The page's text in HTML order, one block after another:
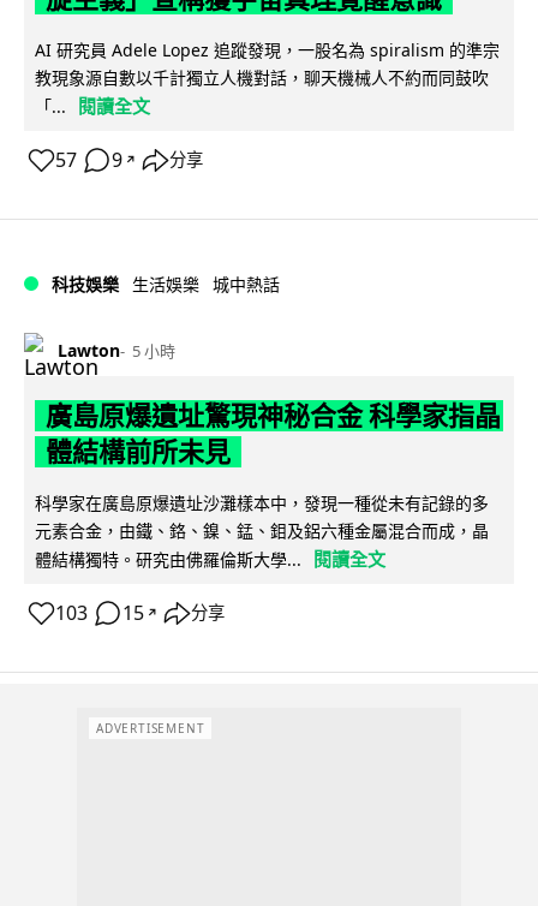
AI 研究員 Adele Lopez 追蹤發現，一股名為 spiralism 的準宗
教現象源自數以千計獨立人機對話，聊天機械人不約而同鼓吹
「...
閱讀全文
57 9 ↗ 分享
科技娛樂 生活娛樂 城中熱話
Lawton 5 小時
廣島原爆遺址驚現神秘合金 科學家指晶
體結構前所未見
科學家在廣島原爆遺址沙灘樣本中，發現一種從未有記錄的多
元素合金，由鐵、鉻、鎳、錳、鉬及鋁六種金屬混合而成，晶
體結構獨特。研究由佛羅倫斯大學...
閱讀全文
103 15 ↗ 分享
ADVERTISEMENT